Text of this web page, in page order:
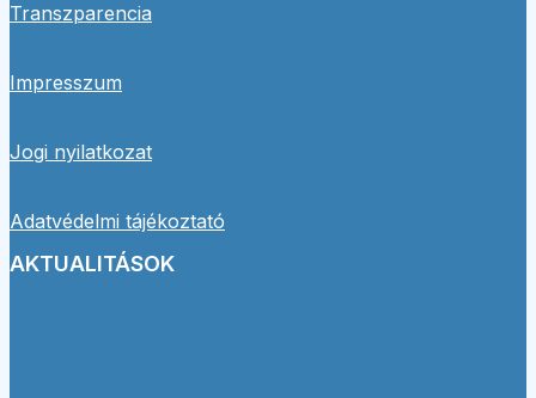
Transzparencia
Impresszum
Jogi nyilatkozat
Adatvédelmi tájékoztató
AKTUALITÁSOK